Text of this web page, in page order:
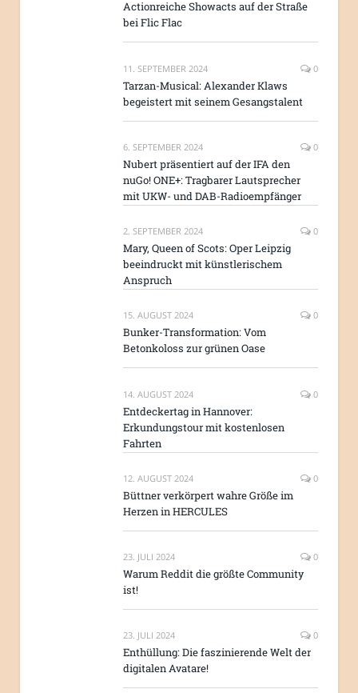
Actionreiche Showacts auf der Straße
bei Flic Flac
11. SEPTEMBER 2024 0
Tarzan-Musical: Alexander Klaws
begeistert mit seinem Gesangstalent
6. SEPTEMBER 2024 0
Nubert präsentiert auf der IFA den
nuGo! ONE+: Tragbarer Lautsprecher
mit UKW- und DAB-Radioempfänger
2. SEPTEMBER 2024 0
Mary, Queen of Scots: Oper Leipzig
beeindruckt mit künstlerischem
Anspruch
15. AUGUST 2024 0
Bunker-Transformation: Vom
Betonkoloss zur grünen Oase
14. AUGUST 2024 0
Entdeckertag in Hannover:
Erkundungstour mit kostenlosen
Fahrten
12. AUGUST 2024 0
Büttner verkörpert wahre Größe im
Herzen in HERCULES
23. JULI 2024 0
Warum Reddit die größte Community
ist!
23. JULI 2024 0
Enthüllung: Die faszinierende Welt der
digitalen Avatare!